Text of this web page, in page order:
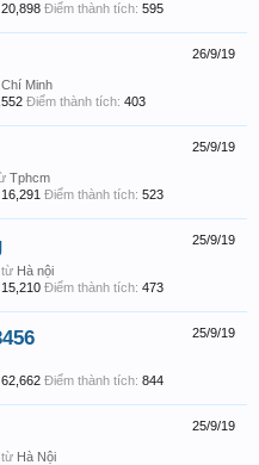
20,898 Điểm thành tích: 595
26/9/19
Minh
Điểm thành tích: 403
25/9/19
Tphcm
16,291 Điểm thành tích: 523
25/9/19
từ Hà nội
15,210 Điểm thành tích: 473
25/9/19
62,662 Điểm thành tích: 844
25/9/19
từ Hà Nội